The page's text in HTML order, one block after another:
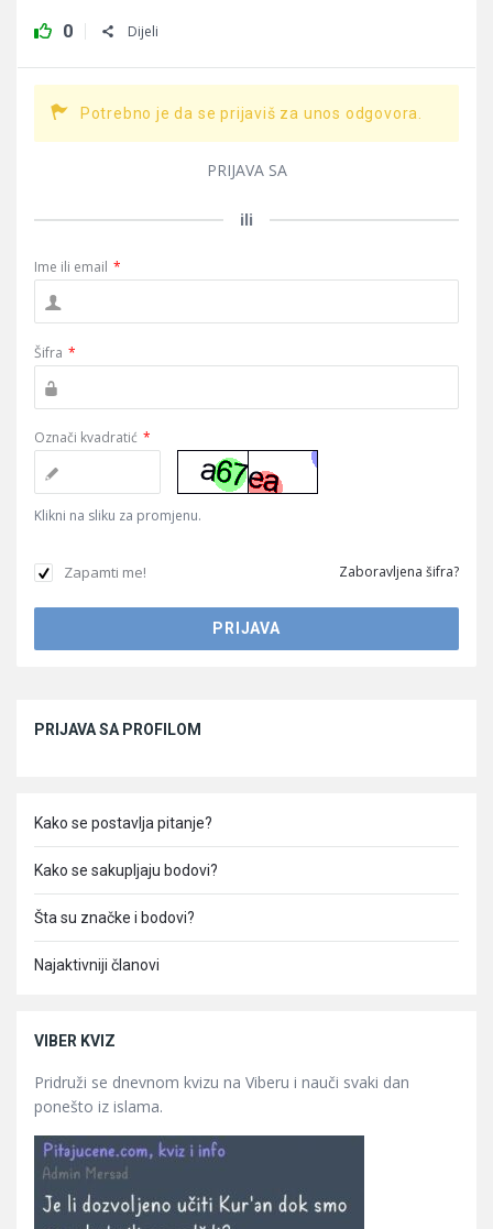
0 Dijeli
Potrebno je da se prijaviš za unos odgovora.
PRIJAVA SA
ili
Ime ili email *
Šifra *
Označi kvadratić *
Klikni na sliku za promjenu.
Zapamti me! Zaboravljena šifra?
PRIJAVA SA PROFILOM
Kako se postavlja pitanje?
Kako se sakupljaju bodovi?
Šta su značke i bodovi?
Najaktivniji članovi
VIBER KVIZ
Pridruži se dnevnom kvizu na Viberu i nauči svaki dan
ponešto iz islama.